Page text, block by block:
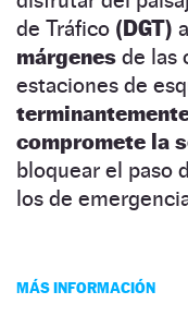
de Tráfico (DGT)
márgenes de las
estaciones de
compromete la
bloquear el paso
los de
MÁS INFORMACIÓN